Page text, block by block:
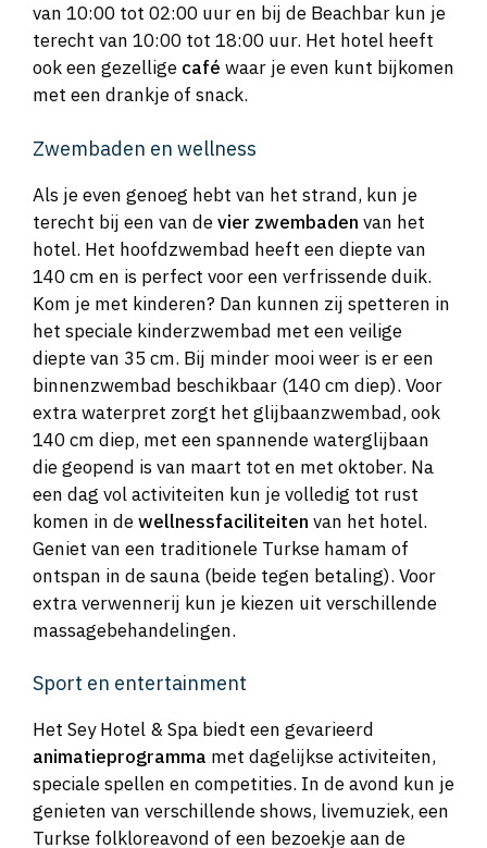
van 10:00 tot 02:00 uur en bij de Beachbar kun je
terecht van 10:00 tot 18:00 uur. Het hotel heeft
ook een gezellige café waar je even kunt bijkomen
met een drankje of snack.
Zwembaden en wellness
Als je even genoeg hebt van het strand, kun je
terecht bij een van devier zwembaden van het
hotel. Het hoofdzwembad heeft een diepte van
140 cm en is perfect voor een verfrissende duik.
Kom je met kinderen? Dan kunnen zij spetteren in
het speciale kinderzwembad met een veilige
diepte van 35 cm. Bij minder mooi weer is er een
binnenzwembad beschikbaar (140 cm diep). Voor
extra waterpret zorgt het glijbaanzwembad, ook
140 cm diep, met een spannende waterglijbaan
die geopend is van maart tot en met oktober. Na
een dag vol activiteiten kun je volledig tot rust
komen in dewellnessfaciliteiten van het hotel.
Geniet van een traditionele Turkse hamam of
ontspan in de sauna (beide tegen betaling). Voor
extra verwennerij kun je kiezen uit verschillende
massagebehandelingen.
Sport en entertainment
Het Sey Hotel & Spa biedt een gevarieerd
animatieprogramma met dagelijkse activiteiten,
speciale spellen en competities. In de avond kun je
genieten van verschillende shows, livemuziek, een
Turkse folkloreavond of een bezoekje aan de